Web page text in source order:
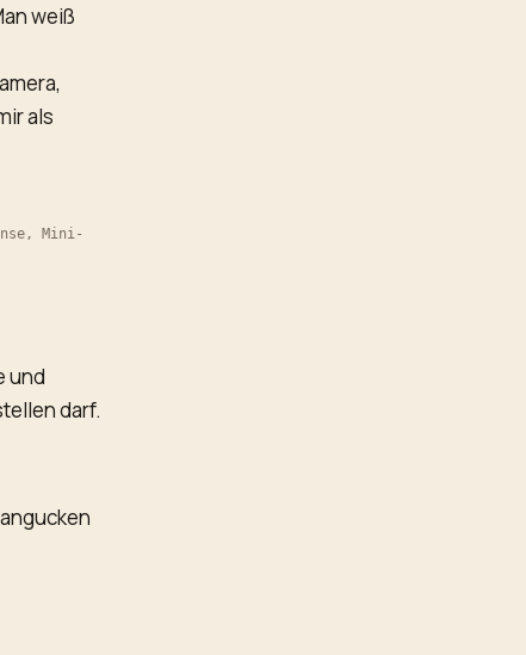
weiß
als
Mini-
und
darf.